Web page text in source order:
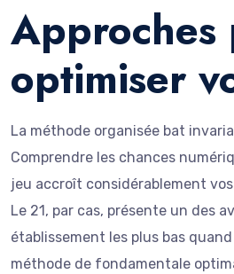
Approches
optimiser
La méthode organisée bat
Comprendre les chances
jeu accroît considérablement
Le 21, par cas, présente un des
établissement les plus bas
méthode de fondamentale